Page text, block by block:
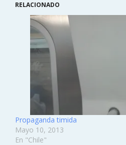
RELACIONADO
Propaganda timida
Mayo 10, 2013
En "Chile"